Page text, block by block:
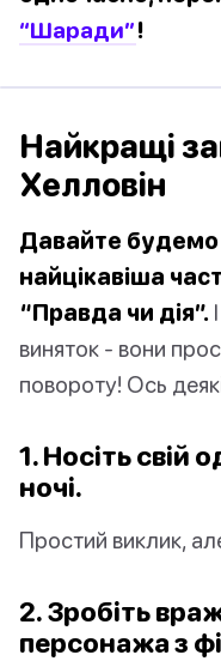
“Шаради”!
Найкращі
Хелловін
Давайте будемо
найцікавіша
“Правда чи дія”.
виняток - вони
повороту! Ось
1. Носіть свій
ночі.
Простий виклик,
2. Зробіть
персонажа з